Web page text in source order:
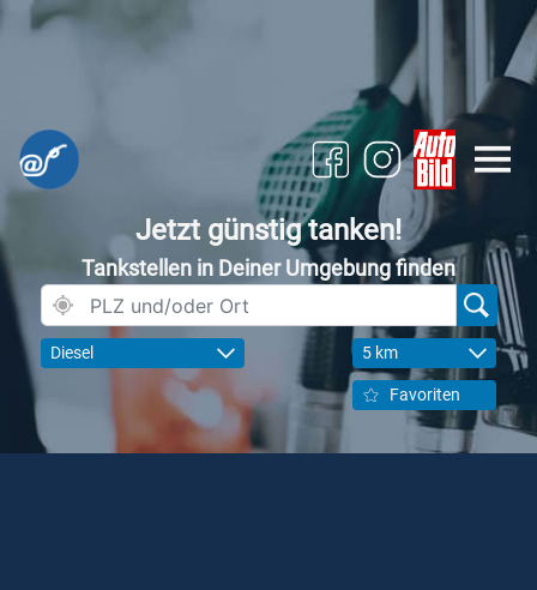
Jetzt günstig tanken!
Tankstellen in Deiner Umgebung finden
Diesel 5 km
Favoriten